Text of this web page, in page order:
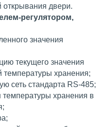
открывания двери.
регулятором,
значения
текущего значения
температуры хранения;
сеть стандарта RS-485;
температуры хранения в